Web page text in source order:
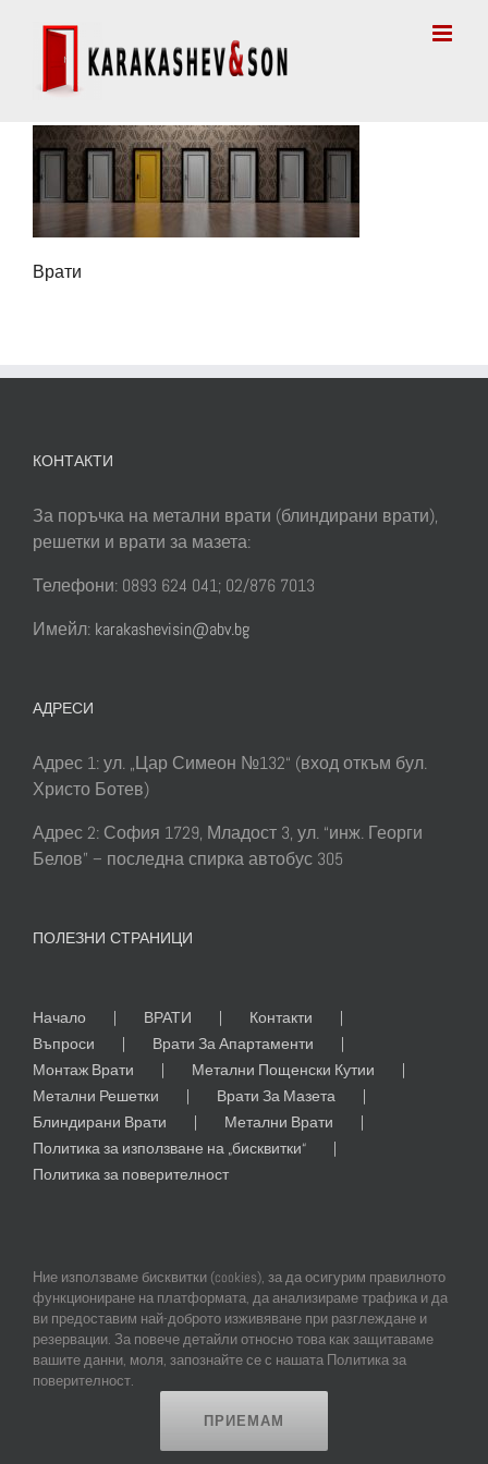
Врати
КОНТАКТИ
За поръчка на метални врати (блиндирани врати),
решетки и врати за мазета:
Телефони: 0893 624 041; 02/876 7013
Имейл: karakashevisin@abv.bg
АДРЕСИ
Адрес 1: ул. „Цар Симеон №132“ (вход откъм бул.
Христо Ботев)
Адрес 2: София 1729, Младост 3, ул. “инж. Георги
Белов” – последна спирка автобус 305
ПОЛЕЗНИ СТРАНИЦИ
Начало ВРАТИ
Контакти
Въпроси
Врати За Апартаменти
Монтаж Врати
Метални Пощенски Кутии
Метални Решетки
Врати За Мазета
Блиндирани Врати
Метални Врати
Политика за използване на „бисквитки“
Политика за поверителност
© Copyright2026 | All Rights Reserved | Professional Web Design and
SEO byOnline Creations Ltd
Facebook
Ние използваме бисквитки (cookies), за да осигурим правилното
функциониране на платформата, да анализираме трафика и да
ви предоставим най-доброто изживяване при разглеждане и
резервации. За повече детайли относно това как защитаваме
вашите данни, моля, запознайте се с нашата Политика за
поверителност.
ПРИЕМАМ